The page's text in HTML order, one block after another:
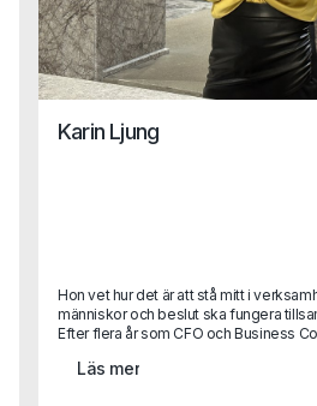
Karin Ljung
Hon vet hur det är att stå mitt i
människor och beslut ska fungera
Efter flera år som CFO och Business
in som Business Area Lead på
Läs mer